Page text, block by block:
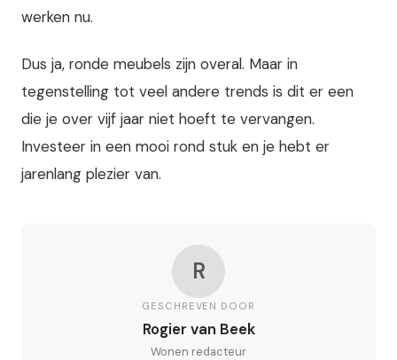
werken nu.
Dus ja, ronde meubels zijn overal. Maar in
tegenstelling tot veel andere trends is dit er een
die je over vijf jaar niet hoeft te vervangen.
Investeer in een mooi rond stuk en je hebt er
jarenlang plezier van.
R
GESCHREVEN DOOR
Rogier van Beek
Wonen redacteur